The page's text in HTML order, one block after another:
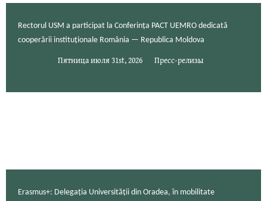
Rectorul USM a participat la Conferința PACT UEMRO dedicată
cooperării instituționale România — Republica Moldova
Пятница июля 31st, 2026 Пресс-релизы
Erasmus+: Delegația Universității din Oradea, în mobilitate